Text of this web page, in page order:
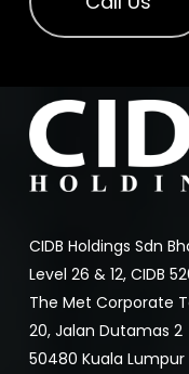
CIDB Holdings Sdn
Level 26 & 12, CIDB
The Met Corporate
20, Jalan Dutamas 2
50480 Kuala Lumpur